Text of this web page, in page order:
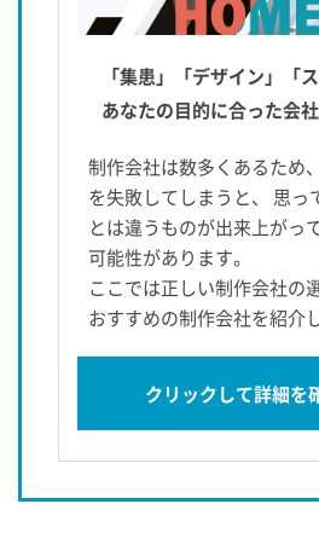
「集患」「デザイン」「
あなたの目的に合った会
制作会社は数多くあるため
を失敗してしまうと、 思っ
とは違うものが出来上がっ
可能性があります。
ここでは正しい制作会社の
おすすめの制作会社を紹介
クリックして詳細を